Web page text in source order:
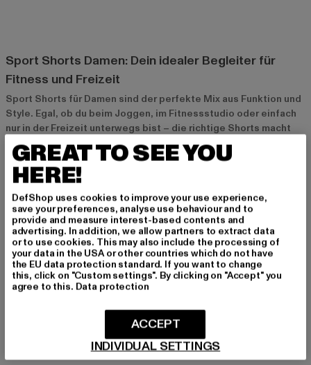
Sport Shorts Damen: Dein idealer Begleiter für
Fitness und Freizeit
Sport Shorts für Damen sind der perfekte Mix aus Funktion und
Style. Egal, ob du beim Joggen, im Fitnessstudio oder einfach
nur in der Freizeit unterwegs bist – die richtige Shorts macht
den Unterschied. Bei Def-Shop findest du eine große Auswahl
an Modellen, die sowohl in Sachen Funktionalität als auch Optik
überzeugen. Entdecke, wie vielseitig und trendig Sport Shorts
sein können und finde die passende für deinen Lifestyle.
Die richtigen Shorts für jede Sportart finden
Fitness und Gym: Passgenau und atmungsaktiv
Fürs Training im Gym oder intensive Fitness-Workouts eignen
sich besonders eng anliegende Modelle, wie
Kompressionsshorts. Sie bieten dir volle Bewegungsfreiheit
und sorgen dafür, dass du dich auf dein Training konzentrieren
kannst. Durch atmungsaktive Materialien bleibt deine Haut
trocken und kühl, selbst wenn du ins Schwitzen kommst.
GREAT TO SEE YOU
HERE!
DefShop uses cookies to improve your use experience,
save your preferences, analyse use behaviour and to
provide and measure interest-based contents and
advertising. In addition, we allow partners to extract data
or to use cookies. This may also include the processing of
your data in the USA or other countries which do not have
the EU data protection standard. If you want to change
this, click on "Custom settings". By clicking on "Accept" you
agree to this. Data protection
INDIVIDUAL SETTINGS
ACCEPT